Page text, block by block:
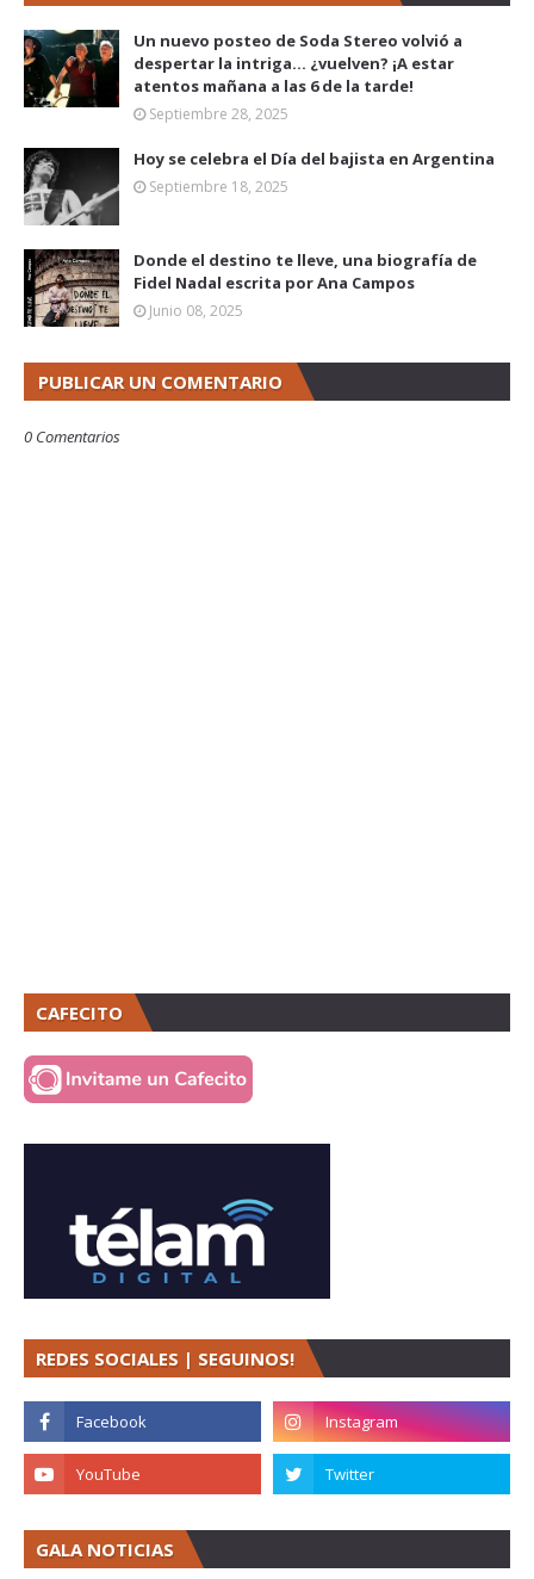
Un nuevo posteo de Soda Stereo volvió a
despertar la intriga... ¿vuelven? ¡A estar
atentos mañana a las 6 de la tarde!
Septiembre 28, 2025
Hoy se celebra el Día del bajista en Argentina
Septiembre 18, 2025
Donde el destino te lleve, una biografía de
Fidel Nadal escrita por Ana Campos
Junio 08, 2025
PUBLICAR UN COMENTARIO
0 Comentarios
CAFECITO
REDES SOCIALES | SEGUINOS!
GALA NOTICIAS